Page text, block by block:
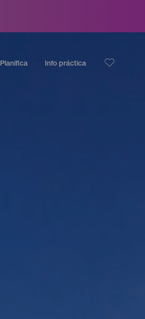
Planifica Info práctica